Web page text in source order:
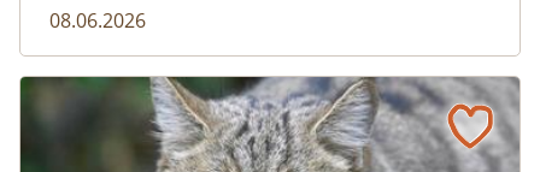
08.06.2026
Vom Acker zum Wildkatzen-Korridor